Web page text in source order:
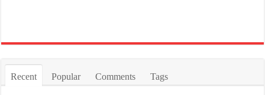
Recent Popular Comments Tags